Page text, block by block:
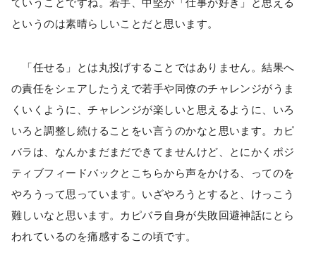
ていうことですね。若手、中堅が「仕事が好き」と思える
というのは素晴らしいことだと思います。
「任せる」とは丸投げすることではありません。結果へ
の責任をシェアしたうえで若手や同僚のチャレンジがうま
くいくように、チャレンジが楽しいと思えるように、いろ
いろと調整し続けることをい言うのかなと思います。カピ
バラは、なんかまだまだできてませんけど、とにかくポジ
ティブフィードバックとこちらから声をかける、ってのを
やろうって思っています。いざやろうとすると、けっこう
難しいなと思います。カピバラ自身が失敗回避神話にとら
われているのを痛感するこの頃です。